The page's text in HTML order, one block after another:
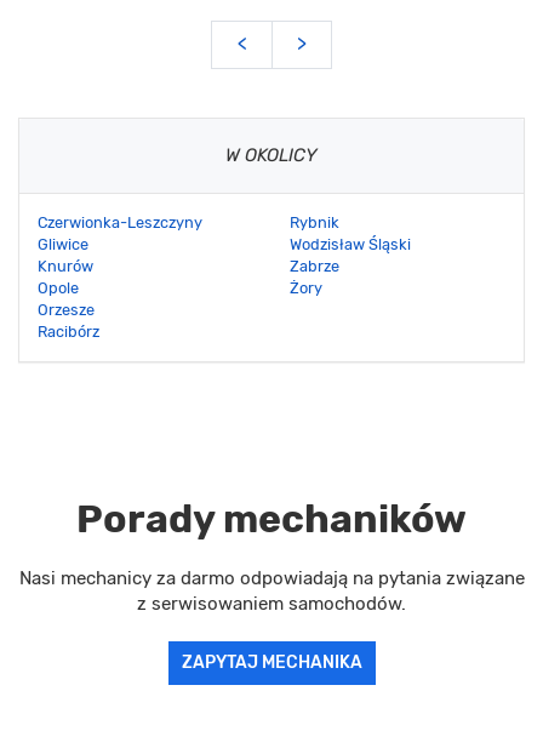
< >
W OKOLICY
Czerwionka-Leszczyny
Gliwice
Knurów
Opole
Orzesze
Racibórz
Rybnik
Wodzisław Śląski
Zabrze
Żory
Porady mechaników
Nasi mechanicy za darmo odpowiadają na pytania związane
z serwisowaniem samochodów.
ZAPYTAJ MECHANIKA